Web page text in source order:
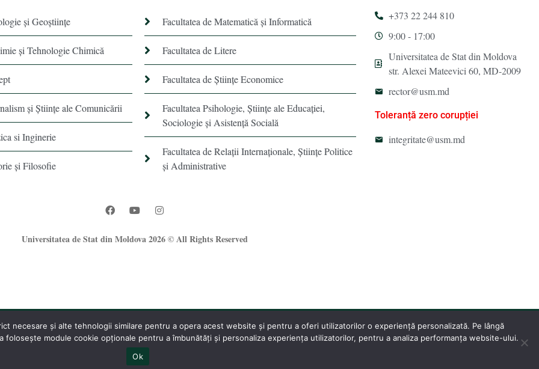
și Geoștiințe
şi Tehnologie Chimică
şi Ştiinţe ale Comunicării
si Inginerie
şi Filosofie
Facultatea de Matematică şi Informatică
Facultatea de Litere
Facultatea de Științe Economice
Facultatea Psihologie, Ştiinţe ale Educaţiei,
Sociologie și Asistență Socială
Facultatea de Relaţii Internaţionale, Ştiinţe Politice
şi Administrative
+373 22 244 810
9:00 - 17:00
Universitatea de Stat din Moldova
str. Alexei Mateevici 60, MD-2009
rector@usm.md
Toleranță zero corupției
integritate@usm.md
Universitatea de Stat din Moldova 2026 © All Rights Reserved
Oficiul Programare Web al USM®
necesare și alte tehnologii similare pentru a opera acest website și pentru a oferi utilizatorilor o experiență personalizată. Pe lângă
module cookie opționale pentru a îmbunătăți și personaliza experiența utilizatorilor, pentru a analiza performanța website-ului.
Ok